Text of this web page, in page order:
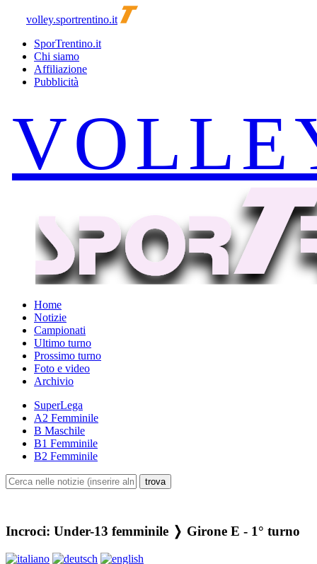
volley.sportrentino.it
SporTrentino.it
Chi siamo
Affiliazione
Pubblicità
Home
Notizie
Campionati
Ultimo turno
Prossimo turno
Foto e video
Archivio
SuperLega
A2 Femminile
B Maschile
B1 Femminile
B2 Femminile
Incroci: Under-13 femminile ❭ Girone E - 1° turno